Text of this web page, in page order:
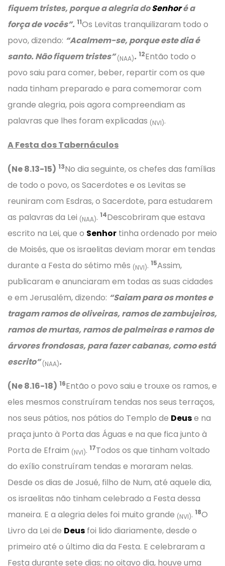
fiquem tristes, porque a alegria doSenhoré a
força de vocês”. 11Os Levitas tranquilizaram todo o
povo, dizendo: “Acalmem-se, porque este dia é
santo. Não fiquem tristes”(NAA). 12Então todo o
povo saiu para comer, beber, repartir com os que
nada tinham preparado e para comemorar com
grande alegria, pois agora compreendiam as
palavras que lhes foram explicadas (NVI).
A Festa dos Tabernáculos
(Ne 8.13-15) 13No dia seguinte, os chefes das famílias
de todo o povo, os Sacerdotes e os Levitas se
reuniram com Esdras, o Sacerdote, para estudarem
as palavras da Lei (NAA). 14Descobriram que estava
escrito na Lei, que o Senhor tinha ordenado por meio
de Moisés, que os israelitas deviam morar em tendas
durante a Festa do sétimo mês (NVI). 15Assim,
publicaram e anunciaram em todas as suas cidades
e em Jerusalém, dizendo: “Saiam para os montes e
tragam ramos de oliveiras, ramos de zambujeiros,
ramos de murtas, ramos de palmeiras e ramos de
árvores frondosas, para fazer cabanas, como está
escrito”(NAA).
(Ne 8.16-18) 16Então o povo saiu e trouxe os ramos, e
eles mesmos construíram tendas nos seus terraços,
nos seus pátios, nos pátios do Templo de Deuse na
praça junto à Porta das Águas e na que fica junto à
Porta de Efraim (NVI). 17Todos os que tinham voltado
do exílio construíram tendas e moraram nelas.
Desde os dias de Josué, filho de Num, até aquele dia,
os israelitas não tinham celebrado a Festa dessa
maneira. E a alegria deles foi muito grande (NVI). 18O
Livro da Lei de Deus foi lido diariamente, desde o
primeiro até o último dia da Festa. E celebraram a
Festa durante sete dias; no oitavo dia, houve uma